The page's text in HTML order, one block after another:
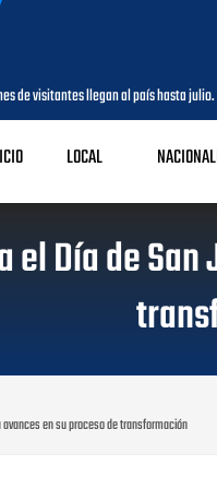
al país hasta julio. AGOSTO
LOCAL
Día de
en su proceso de transformación